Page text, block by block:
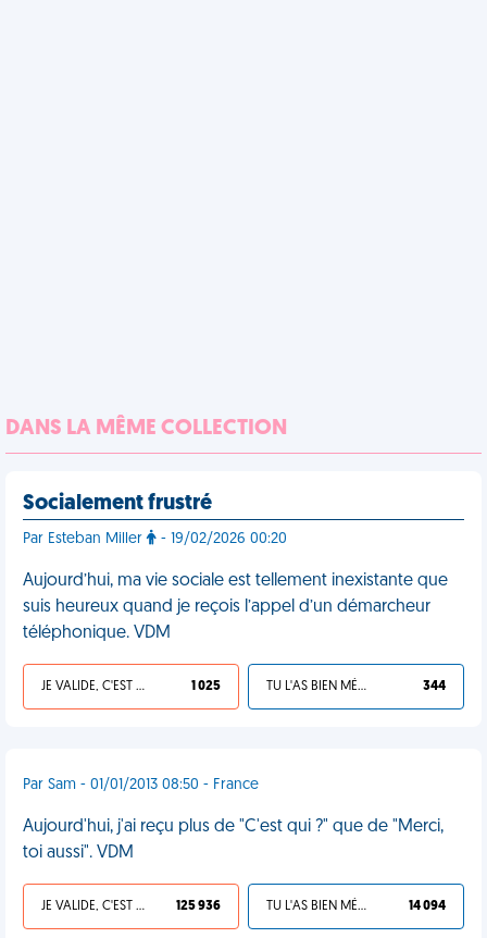
DANS LA MÊME COLLECTION
Socialement frustré
Par Esteban Miller - 19/02/2026 00:20
Aujourd’hui, ma vie sociale est tellement inexistante que
suis heureux quand je reçois l’appel d’un démarcheur
téléphonique. VDM
JE VALIDE, C'EST UNE VDM 1 025 TU L'AS BIEN MÉRITÉ 344
Par Sam - 01/01/2013 08:50 - France
Aujourd'hui, j'ai reçu plus de "C'est qui ?" que de "Merci,
toi aussi". VDM
JE VALIDE, C'EST UNE VDM 125 936 TU L'AS BIEN MÉRITÉ 14 094